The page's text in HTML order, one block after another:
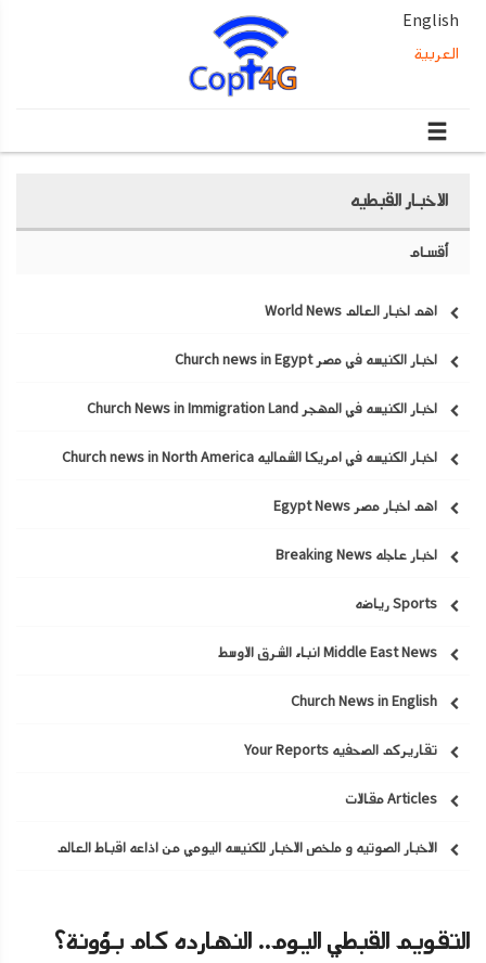
English
العربية
الاخبار القبطيه
أقسام
اهم اخبار العالم World News
اخبار الكنيسه في مصر Church news in Egypt
اخبار الكنيسه في المهجر Church News in Immigration Land
اخبار الكنيسه في امريكا الشماليه Church news in North America
اهم اخبار مصر Egypt News
اخبار عاجله Breaking News
Sports رياضه
Middle East News انباء الشرق الاوسط
Church News in English
تقاريركم الصحفيه Your Reports
Articles مقالات
الاخبار الصوتيه و ملخص الاخبار للكنيسه اليومي من اذاعه اقباط العالم
التقويم القبطي اليوم.. النهارده كام بؤونة؟